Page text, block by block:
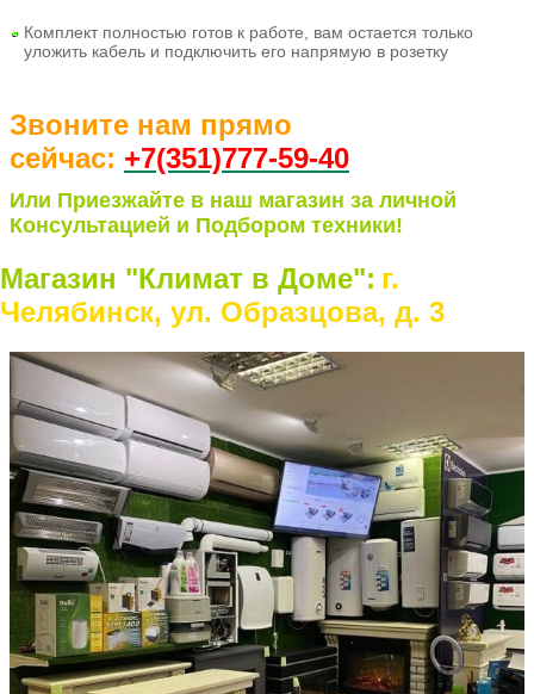
Комплект полностью готов к работе , вам остается только
уложить кабель и подключить его напрямую в розетку
Звоните нам прямо
сейчас: +7(351)777-59-40
Или Приезжайте в наш магазин за личной
Консультацией и Подбором техники!
Магазин "Климат в Доме": г.
Челябинск, ул. Образцова, д. 3